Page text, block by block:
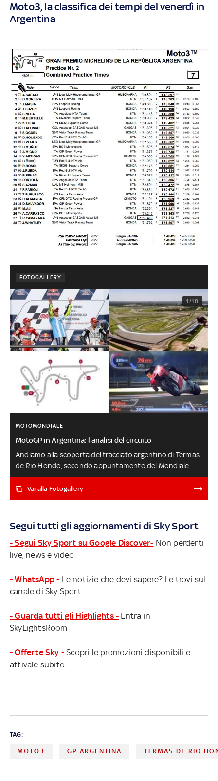
Moto3, la classifica dei tempi del venerdì in
Argentina
FOTOGALLERY
1/18
MOTOMONDIALE
MotoGP in Argentina: l'analisi del circuito
Andiamo alla scoperta del tracciato argentino di Termas
de Rio Hondo, secondo appuntamento del Mondiale
2025. Si parte oggi con la conferenza piloti alle 16,
venerdì le pre-qualifiche, sabato qualifiche alle 14.50 e
LIVE
Vai alla Fotogallery
Segui tutti gli aggiornamenti di Sky Sport
- Segui Sky Sport su Google Discover- Non perderti
live, news e video
- WhatsApp - Le notizie che devi sapere? Le trovi sul
canale di Sky Sport
- Guarda tutti gli Highlights - Entra in
SkyLightsRoom
- Offerte Sky - Scopri le promozioni disponibili e
attivale subito
TAG:
MOTO3 GP ARGENTINA TERMAS DE RIO